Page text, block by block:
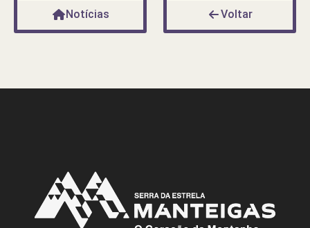
Notícias Voltar